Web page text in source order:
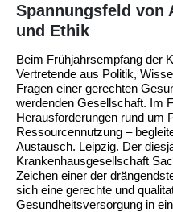
Spannungsfeld von
und Ethik
Beim Frühjahrsempfang der
Vertretende aus Politik,
Fragen einer gerechten
werdenden Gesellschaft. Im
Herausforderungen rund um
Ressourcennutzung –
Austausch. Leipzig. Der
Krankenhausgesellschaft
Zeichen einer der
sich eine gerechte und
Gesundheitsversorgung in